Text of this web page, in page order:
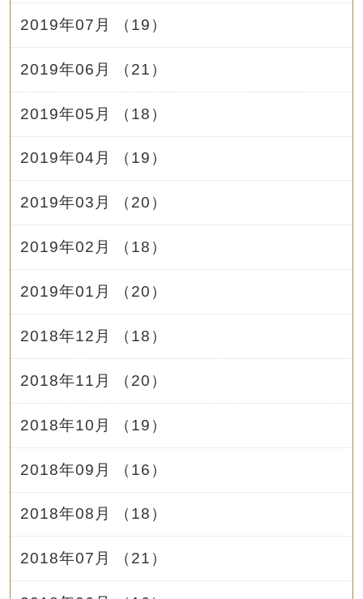
2019年07月 （19）
2019年06月 （21）
2019年05月 （18）
2019年04月 （19）
2019年03月 （20）
2019年02月 （18）
2019年01月 （20）
2018年12月 （18）
2018年11月 （20）
2018年10月 （19）
2018年09月 （16）
2018年08月 （18）
2018年07月 （21）